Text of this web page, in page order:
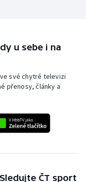
u sebe i na
ve své chytré televizi
přenosy, články a
ČT sport